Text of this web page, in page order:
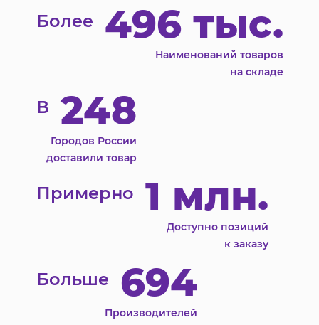
Более 496 тыс.
Наименований товаров
на складе
В 248
Городов России
доставили товар
Примерно 1 млн.
Доступно позиций
к заказу
Больше 694
Производителей